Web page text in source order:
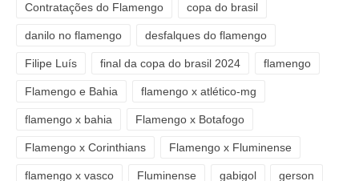
Contratações do Flamengo copa do brasil
danilo no flamengo desfalques do flamengo
Filipe Luís final da copa do brasil 2024 flamengo
Flamengo e Bahia flamengo x atlético-mg
flamengo x bahia Flamengo x Botafogo
Flamengo x Corinthians Flamengo x Fluminense
flamengo x vasco Fluminense gabigol gerson